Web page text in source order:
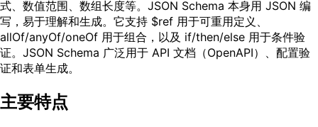
式、数值范围、数组长度等。JSON Schema 本身用 JSON 编
写，易于理解和生成。它支持 $ref 用于可重用定义、
allOf/anyOf/oneOf 用于组合，以及 if/then/else 用于条件验
证。JSON Schema 广泛用于 API 文档（OpenAPI）、配置验
证和表单生成。
主要特点